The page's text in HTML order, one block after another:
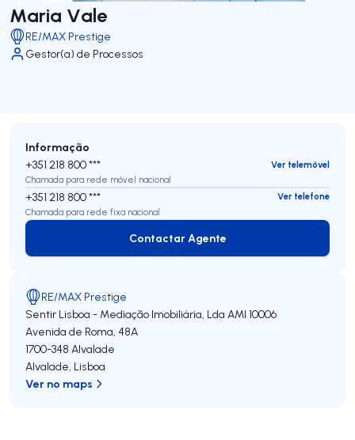
Maria Vale
RE/MAX Prestige
Gestor(a) de Processos
Informação
+351 218 800 ***
Ver telemóvel
Chamada para rede móvel nacional
+351 218 800 ***
Ver telefone
Chamada para rede fixa nacional
Contactar Agente
Contactar Agente
RE/MAX Prestige
Sentir Lisboa - Mediação Imobiliária, Lda AMI 10006
Avenida de Roma, 48A
1700-348 Alvalade
Alvalade, Lisboa
Ver no maps